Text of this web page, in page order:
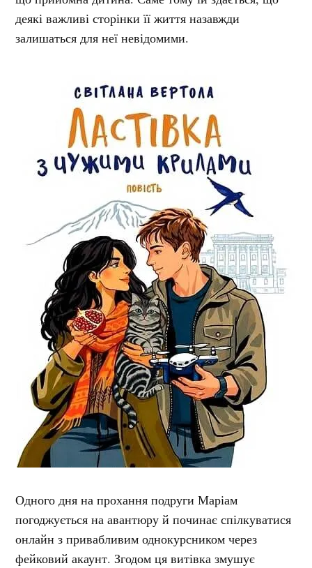
деякі важливі сторінки її життя назавжди
залишаться для неї невідомими.
Одного дня на прохання подруги Маріам
погоджується на авантюру й починає спілкуватися
онлайн з привабливим однокурсником через
фейковий акаунт. Згодом ця витівка змушує